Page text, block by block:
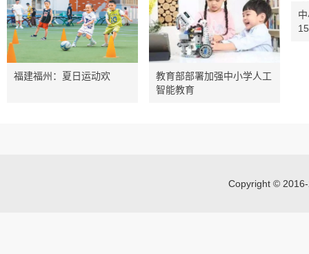
福建福州：夏日运动欢
教育部部署加强中小学人工
智能教育
Copyright ©